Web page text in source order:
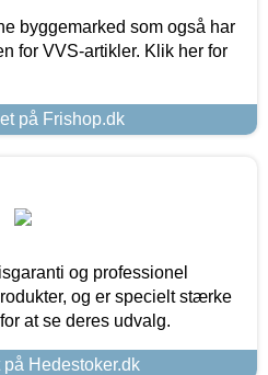
byggemarked som også har
for VVS-artikler. Klik her for
på Frishop.dk
og professionel
og er specielt stærke
at se deres udvalg.
Hedestoker.dk